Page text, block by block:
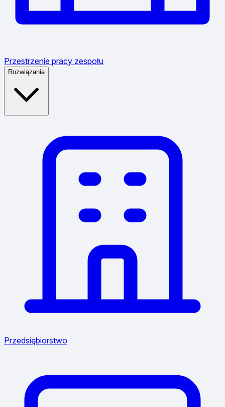
Przestrzenie pracy zespołu
Rozwiązania
Przedsiębiorstwo